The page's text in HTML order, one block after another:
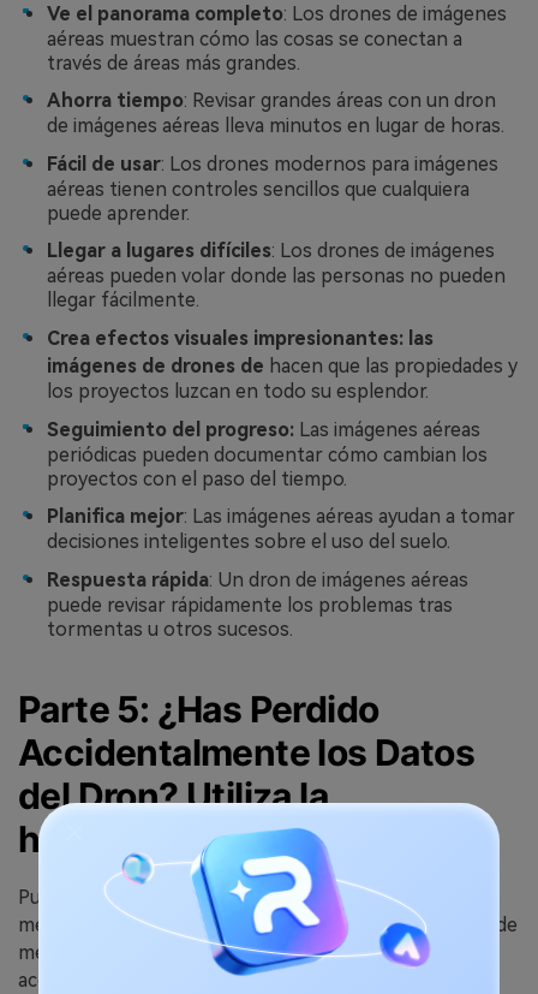
Ve el panorama completo: Los drones de imágenes
aéreas muestran cómo las cosas se conectan a
través de áreas más grandes.
Ahorra tiempo: Revisar grandes áreas con un dron
de imágenes aéreas lleva minutos en lugar de horas.
Fácil de usar: Los drones modernos para imágenes
aéreas tienen controles sencillos que cualquiera
puede aprender.
Llegar a lugares difíciles: Los drones de imágenes
aéreas pueden volar donde las personas no pueden
llegar fácilmente.
Crea efectos visuales impresionantes: las
imágenes de drones de hacen que las propiedades y
los proyectos luzcan en todo su esplendor.
Seguimiento del progreso: Las imágenes aéreas
periódicas pueden documentar cómo cambian los
proyectos con el paso del tiempo.
Planifica mejor: Las imágenes aéreas ayudan a tomar
decisiones inteligentes sobre el uso del suelo.
Respuesta rápida: Un dron de imágenes aéreas
puede revisar rápidamente los problemas tras
tormentas u otros sucesos.
Parte 5: ¿Has Perdido
Accidentalmente los Datos
del Dron? Utiliza la
herramienta Recoverit
Pueden producirse pérdidas de datos incluso con los
mejores servicios de imágenes de drones. Las tarjetas de
memoria pueden fallar o los archivos pueden borrarse
accidentalmente. Las herramientas de recuperación de